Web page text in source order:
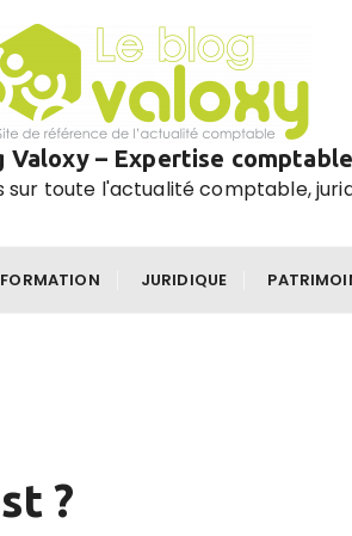
Valoxy – Expertise comptable
sur toute l'actualité comptable,
FORMATION JURIDIQUE
?